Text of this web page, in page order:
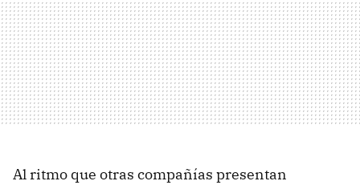
Al ritmo que otras compañías presentan